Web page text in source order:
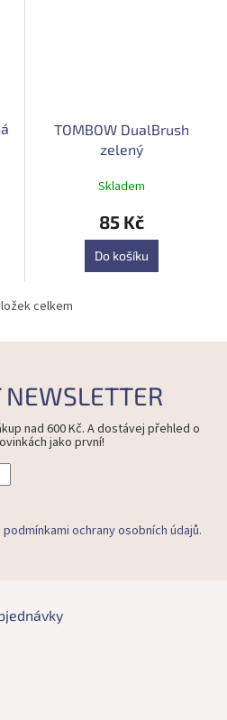
TOMBOW DualBrush
zelený
Průměrné
hodnocení
produktu
je
5,0
z
Skladem
85 Kč
Do košíku
O
l
a
í
p
v
u
celkem
NEWSLETTER
nad 600 Kč. A dostávej přehled o
jako první!
podmínkami ochrany osobních údajů.